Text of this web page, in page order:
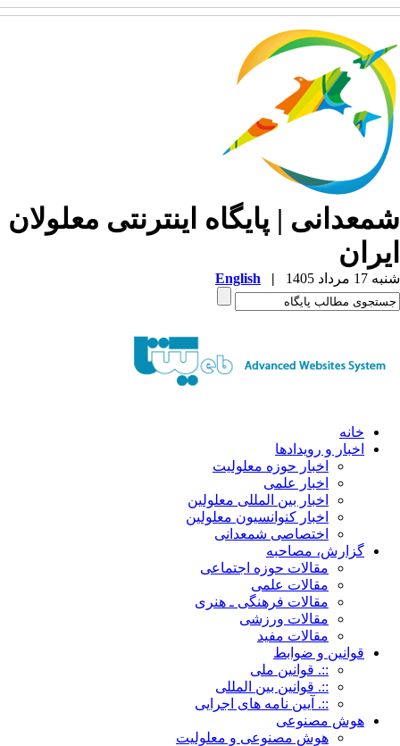
| پایگاه اینترنتی معلولان
مرداد 1405 |
English
خانه
اخبار و رویدادها
اخبار حوزه معلولیت
اخبار علمی
اخبار بین المللی معلولین
اخبار کنوانسیون معلولین
اختصاصی شمعدانی
گزارش، مصاحبه
مقالات حوزه اجتماعی
مقالات علمی
مقالات فرهنگی ـ هنری
مقالات ورزشی
مقالات مفید
قوانین و ضوابط
::. قوانین ملی
::. قوانین بین المللی
::. آیین نامه های اجرایی
هوش مصنوعی
هوش مصنوعی و معلولیت